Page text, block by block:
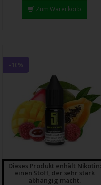
Zum Warenkorb
-10%
Dieses Produkt enhält Nikotin:
einen Stoff, der sehr stark
abhängig macht.